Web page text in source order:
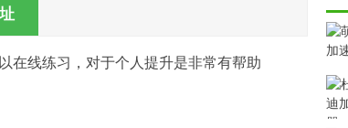
在线练习，对于个人提升是非常有帮助